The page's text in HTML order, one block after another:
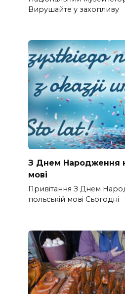
Вирушайте у захопливу
З Днем Народження
мові
Привітання З Днем
польській мові Сьогодні